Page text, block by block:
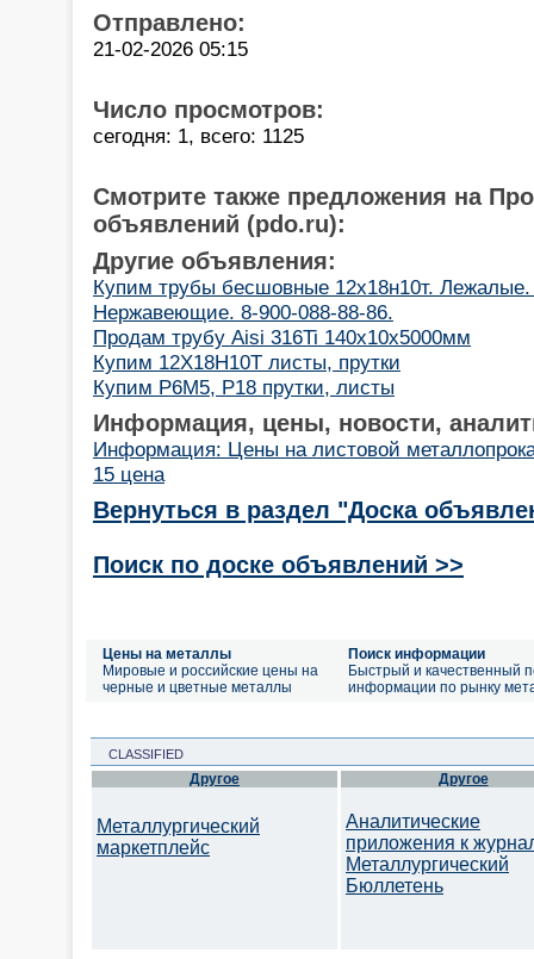
Отправлено:
21-02-2026 05:15
Число просмотров:
сегодня: 1, всего: 1125
Смотрите также предложения на
объявлений (pdo.ru):
Другие объявления:
Купим трубы бесшовные 12х18н10т.
Нержавеющие. 8-900-088-88-86.
Продам трубу Aisi 316Ti 140x10x5000мм
Купим 12Х18Н10Т листы, прутки
Купим Р6М5, Р18 прутки, листы
Информация, цены, новости,
Информация: Цены на листовой
15 цена
Вернуться в раздел "Доска
Поиск по доске объявлений >>
Цены на металлы
Мировые и российские цены на
черные и цветные металлы
Поиск информации
Быстрый и качественный
информации по рынку
CLASSIFIED
Другое
Металлургический
маркетплейс
Другое
Аналитические
приложения к
Металлургический
Бюллетень